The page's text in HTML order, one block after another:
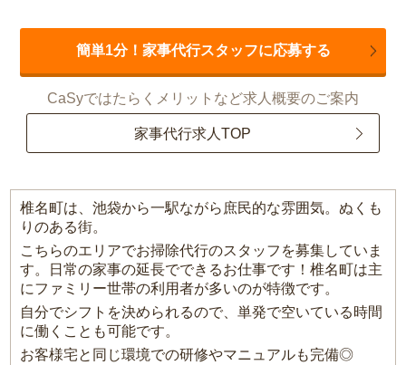
簡単1分！家事代行スタッフに応募する
CaSyではたらくメリットなど求人概要のご案内
家事代行求人TOP
椎名町は、池袋から一駅ながら庶民的な雰囲気。ぬくも
りのある街。
こちらのエリアでお掃除代行のスタッフを募集していま
す。日常の家事の延長でできるお仕事です！椎名町は主
にファミリー世帯の利用者が多いのが特徴です。
自分でシフトを決められるので、単発で空いている時間
に働くことも可能です。
お客様宅と同じ環境での研修やマニュアルも完備◎